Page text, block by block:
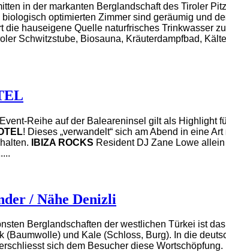
in der markanten Berglandschaft des Tiroler
optimierten Zimmer sind geräumig und
die hauseigene Quelle naturfrisches Trinkwasser
Schwitzstube, Biosauna, Kräuterdampfbad,
Reihe auf der Baleareninsel gilt als Highlight
! Dieses „verwandelt“ sich am Abend in eine
IBIZA ROCKS Resident DJ Zane Lowe
/ Nähe Denizli
Berglandschaften der westlichen Türkei ist
(Baumwolle) und Kale (Schloss, Burg). In die
sich dem Besucher diese Wortschöpfung.